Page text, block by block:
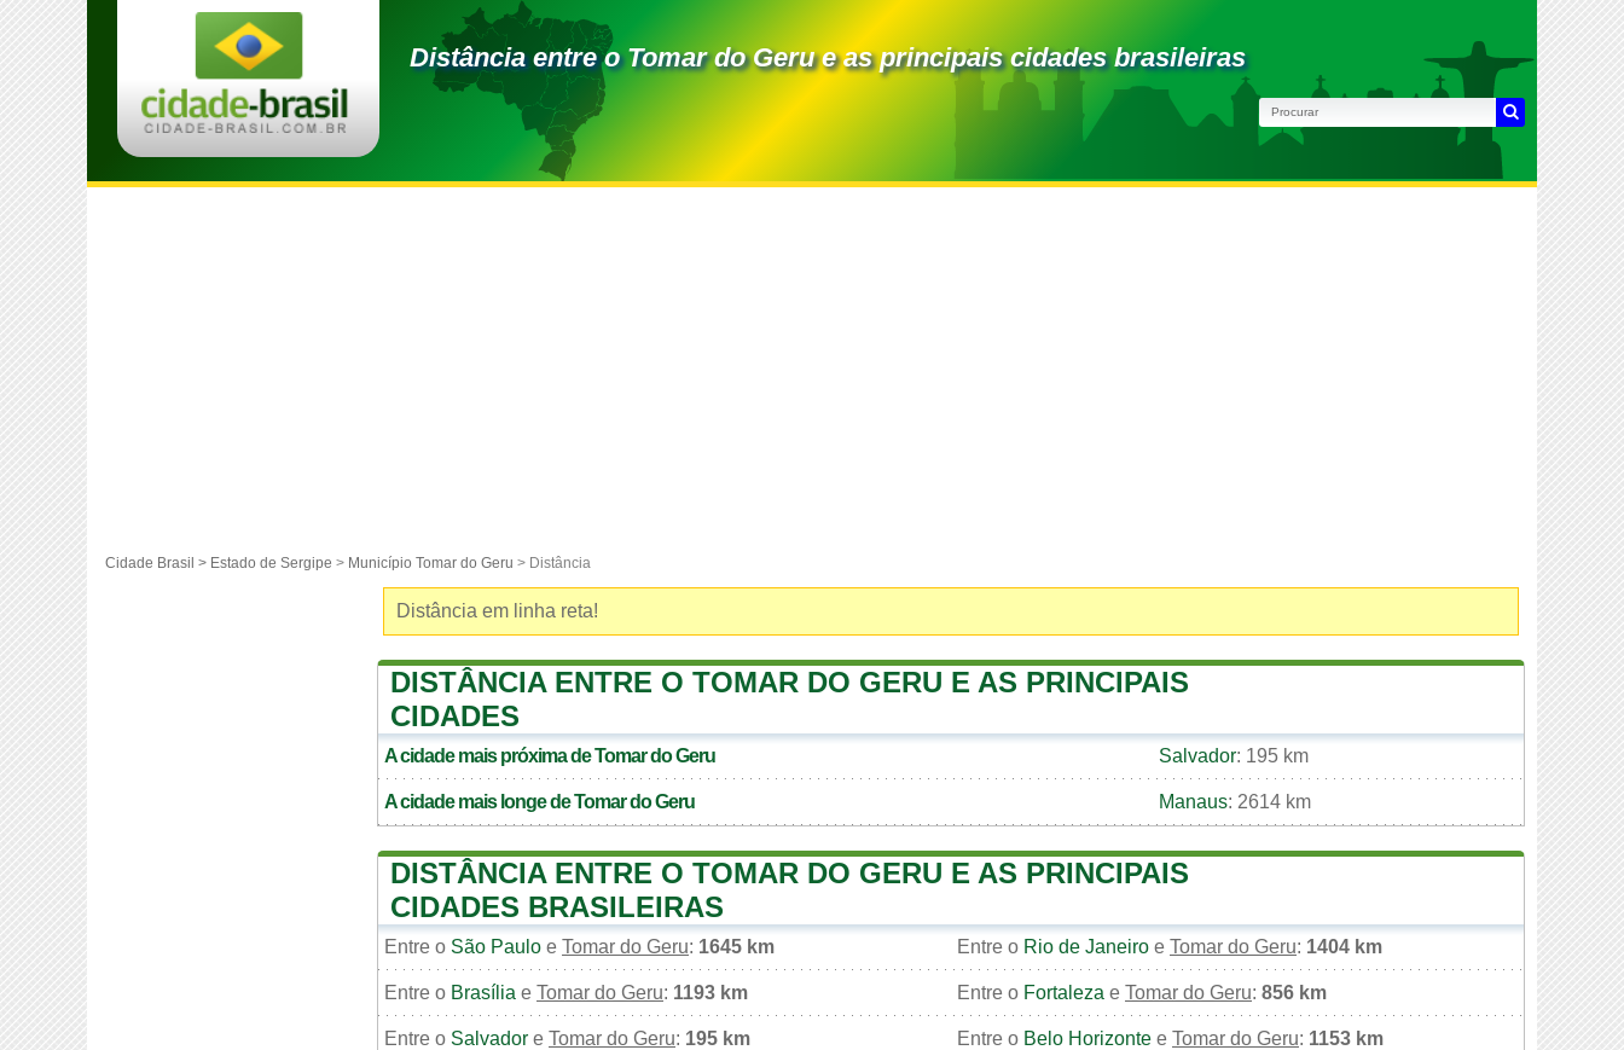
Distância entre o Tomar do Geru e as principais cidades brasileiras
Cidade Brasil > Estado de Sergipe > Município Tomar do Geru > Distância
Distância em linha reta!
DISTÂNCIA ENTRE O TOMAR DO GERU E AS PRINCIPAIS
CIDADES
A cidade mais próxima deTomar do Geru Salvador: 195 km
A cidade mais longe deTomar do Geru Manaus: 2614 km
DISTÂNCIA ENTRE O TOMAR DO GERU E AS PRINCIPAIS
CIDADES BRASILEIRAS
Entre o São Paulo e Tomar do Geru: 1645 km Entre o Rio de Janeiro e Tomar do Geru: 1404 km
Entre o Brasília e Tomar do Geru: 1193 km Entre o Fortaleza e Tomar do Geru: 856 km
Entre o Salvador e Tomar do Geru: 195 km Entre o Belo Horizonte e Tomar do Geru: 1153 km